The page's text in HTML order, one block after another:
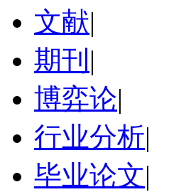
文献|
期刊 |
博弈论|
行业分析|
毕业论文|